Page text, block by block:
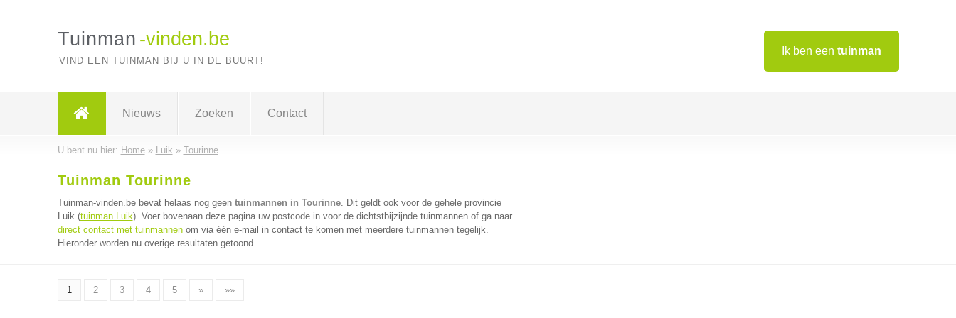
Ik ben een tuinman
Tuinman -vinden.be
VIND EEN TUINMAN BIJ U IN DE BUURT!
Nieuws Zoeken Contact
U bent nu hier: Home» Luik » Tourinne
Tuinman Tourinne
Tuinman-vinden.be bevat helaas nog geen tuinmannen in Tourinne. Dit geldt ook voor de gehele provincie
Luik (tuinman Luik). Voer bovenaan deze pagina uw postcode in voor de dichtstbijzijnde tuinmannen of ga naar
direct contact met tuinmannenom via één e-mail in contact te komen met meerdere tuinmannen tegelijk.
Hieronder worden nu overige resultaten getoond.
1 2 3 4 5 » »»